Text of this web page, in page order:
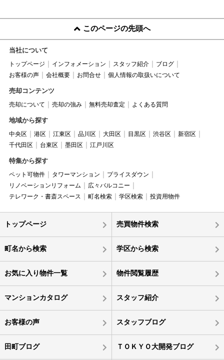
このページの先頭へ
当社について
トップページ インフォメーション スタッフ紹介
ブログ
お客様の声
会社概要 お問合せ 個人情報の取扱いについて
売却コンテンツ
売却について 売却の強み 無料売却査定 よくある質問
地域から探す
中央区 港区 江東区 品川区 大田区 目黒区 渋谷区
新宿区
千代田区
台東区 墨田区 江戸川区
特集から探す
ペット可物件 タワーマンション
プライスダウン
リノベーションリフォーム
広々バルコニー
テレワーク・書斎スペース
町名検索 学区検索 投資用物件
トップページ 売買物件検索
町名から検索 学区から検索
お気に入り物件一覧 物件閲覧履歴
マンションカタログ スタッフ紹介
お客様の声 スタッフブログ
田町ブログ ＴＯＫＹＯ大開発ブログ